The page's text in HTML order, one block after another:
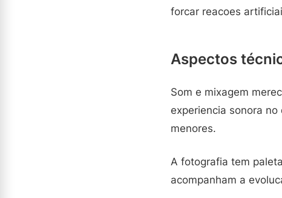
forcar reacoes
Aspectos
Som e mixagem
experiencia sonora
menores.
A fotografia tem
acompanham a